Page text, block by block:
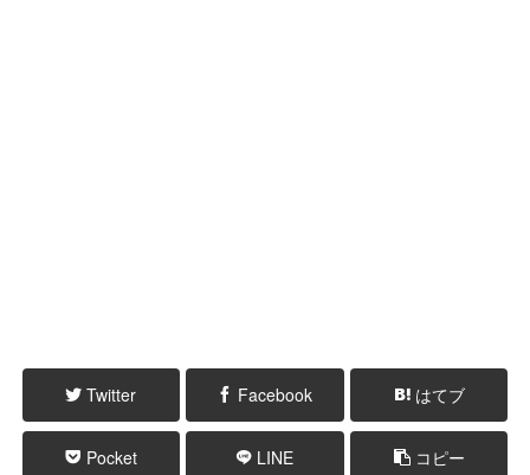
Twitter Facebook はてブ
Pocket LINE コピー